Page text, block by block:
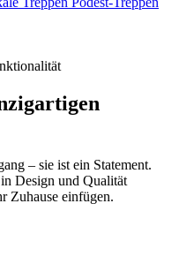
– sie ist ein Statement.
Design und Qualität
Zuhause einfügen.